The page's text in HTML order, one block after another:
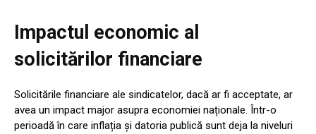
Impactul economic al
solicitărilor financiare
Solicitările financiare ale sindicatelor, dacă ar fi acceptate, ar
avea un impact major asupra economiei naționale. Într-o
perioadă în care inflația și datoria publică sunt deja la niveluri